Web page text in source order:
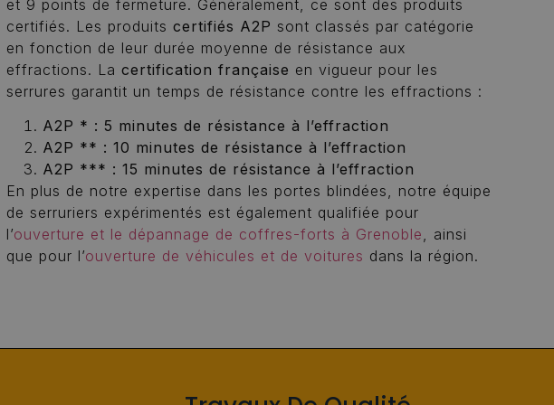
et 9 points de fermeture. Généralement, ce sont des produits
certifiés. Les produitscertifiés A2P sont classés par catégorie
en fonction de leur durée moyenne de résistance aux
effractions. Lacertification française en vigueur pour les
serrures garantit un temps de résistance contre les effractions :
A2P * : 5 minutes de résistance à l’effraction
A2P ** : 10 minutes de résistance à l’effraction
A2P *** : 15 minutes de résistance à l’effraction
En plus de notre expertise dans les portes blindées, notre équipe
de serruriers expérimentés est également qualifiée pour
l’ouverture et le dépannage de coffres-forts à Grenoble, ainsi
que pour l’ouverture de véhicules et de voitures dans la région.